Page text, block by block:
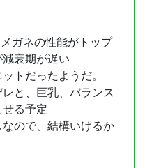
ガネの性能がトップ
衰期が遅い
トだったようだ。
と、巨乳、バランス
る予定
ので、結構いけるか